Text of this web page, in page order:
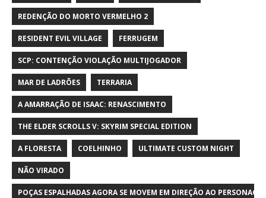
REDENÇÃO DO MORTO VERMELHO 2
RESIDENT EVIL VILLAGE FERRUGEM
SCP: CONTENÇÃO VIOLAÇÃO MULTIJOGADOR
MAR DE LADRÕES TERRARIA
A AMARRAÇÃO DE ISAAC: RENASCIMENTO
THE ELDER SCROLLS V: SKYRIM SPECIAL EDITION
A FLORESTA COELHINHO ULTIMATE CUSTOM NIGHT
NÃO VIRADO
POÇAS ESPALHADAS AGORA SE MOVEM EM DIREÇÃO AO